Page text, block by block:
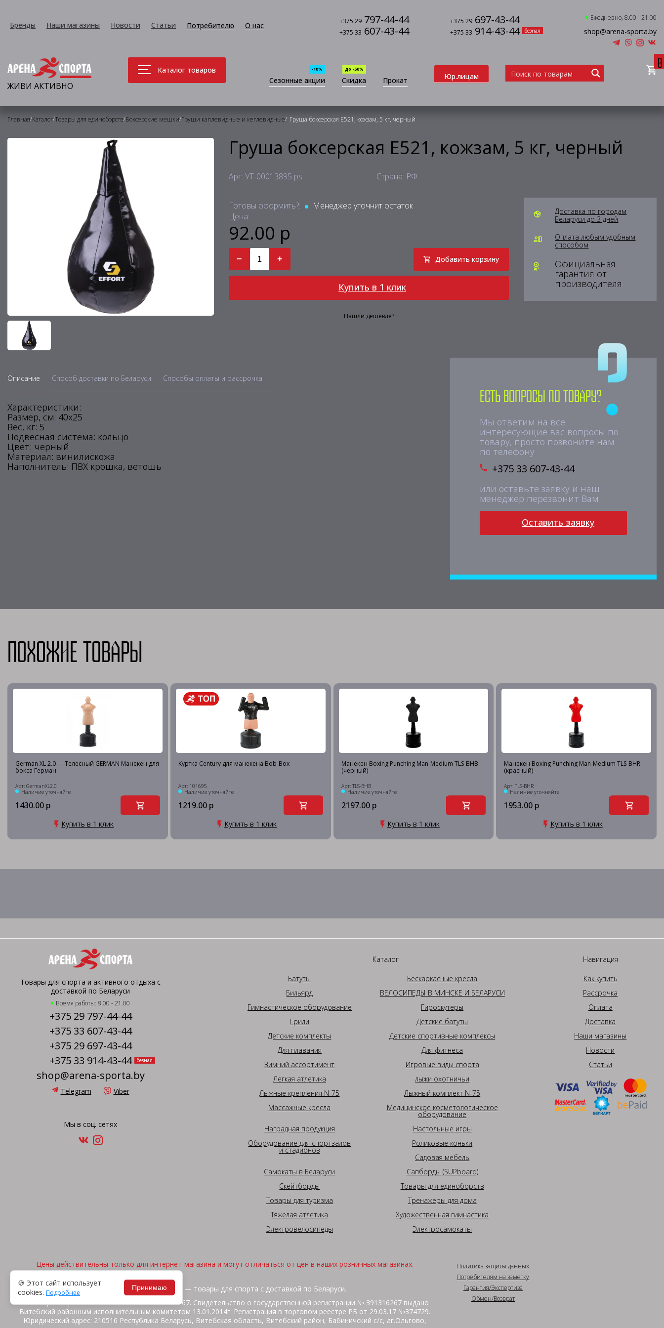
Бренды Наши магазины Новости Статьи Потребителю О нас +375 29 797-44-44 +375 29 697-43-44
+375 33 607-43-44 +375 33 914-43-44 безнал
Ежедневно, 8.00 - 21.00
shop@arena-sporta.by
ЖИВИ АКТИВНО
Каталог товаров
Сезонные акции
-10%
Скидка
до -50%
Прокат Юр.лицам
0
Главная/Каталог/Товары для единоборств/Боксерские мешки/Груши каплевидные и кеглевидные/ Груша боксерская Е521, кожзам, 5 кг, черный
Груша боксерская Е521, кожзам, 5 кг, черный
Арт: УТ-00013895 ps Страна: РФ
Готовы оформить?:
Менеджер уточнит остаток
Цена:
92.00 р
− + Добавить корзину
Купить в 1 клик
Нашли дешевле?
Доставка по городам
Беларуси до 3 дней
Оплата любым удобным
способом
Официальная
гарантия от
производителя
Описание Способ доставки по Беларуси Способы оплаты и рассрочка
Характеристики:
Размер, см: 40х25
Вес, кг: 5
Подвесная система: кольцо
Цвет: черный
Материал: винилискожа
Наполнитель: ПВХ крошка, ветошь
Есть вопросы по товару?
Мы ответим на все
интересующие вас вопросы по
товару, просто позвоните нам
по телефону
+375 33 607-43-44
или оставьте заявку и наш
менеджер перезвонит Вам
Оставить заявку
Похожие товары
German XL 2.0 — Телесный GERMAN Манекен для
бокса Герман
Арт: GermanXL2.0
Наличие уточняйте
1430.00 р
Купить в 1 клик
Куртка Century для манекена Bob-Box
Арт: 101695
Наличие уточняйте
1219.00 р
Купить в 1 клик
Манекен Boxing Punching Man-Medium TLS-BHB
(черный)
Арт: TLS-BHB
Наличие уточняйте
2197.00 р
Купить в 1 клик
Манекен Boxing Punching Man-Medium TLS-BHR
(красный)
Арт: TLS-BHR
Наличие уточняйте
1953.00 р
Купить в 1 клик
Товары для спорта и активного отдыха с
доставкой по Беларуси
Время работы: 8.00 - 21.00
+375 29 797-44-44
+375 33 607-43-44
+375 29 697-43-44
+375 33 914-43-44
безнал
shop@arena-sporta.by
Telegram Viber
Мы в соц. сетях
Каталог
Батуты
Бескаркасные кресла
Бильярд
ВЕЛОСИПЕДЫ В МИНСКЕ И БЕЛАРУСИ
Гимнастическое оборудование
Гироскутеры
Грили
Детские батуты
Детские комплекты
Детские спортивные комплексы
Для плавания
Для фитнеса
Зимний ассортимент
Игровые виды спорта
Легкая атлетика
лыжи охотничьи
Лыжные крепления N-75
Лыжный комплект N-75
Массажные кресла
Медицинское косметологическое
оборудование
Наградная продукция
Настольные игры
Оборудование для спортзалов
и стадионов
Роликовые коньки
Садовая мебель
Самокаты в Беларуси
Сапборды (SUPboard)
Скейтборды
Товары для единоборств
Товары для туризма
Тренажеры для дома
Тяжелая атлетика
Художественная гимнастика
Электровелосипеды
Электросамокаты
Навигация
Как купить
Рассрочка
Оплата
Доставка
Наши магазины
Новости
Статьи
Цены действительны только для интернет-магазина и могут отличаться от цен в наших розничных магазинах.
2026, © "Арена спорта" — товары для спорта с доставкой по Беларуси.
ИП Жакуть Вероника Витальевна. УНП 391316267. Свидетельство о государственной регистрации № 391316267 выдано
Витебский районным исполнительным комитетом 13.01.2014г. Регистрация в торговом реестре РБ от 29.03.17 №374729.
Юридический адрес: 210516 Республика Беларусь, Витебская область, Витебский район, Бабиничский с/с, аг.Ольгово,
Политика защиты данных
Потребителям на заметку
Гарантия/Экспертиза
Обмен/Возврат
🍪 Этот сайт использует
cookies. Подробнее
Принимаю